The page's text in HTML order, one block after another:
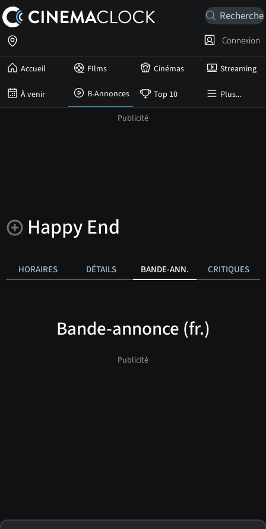
Accueil FIlms Cinémas Streaming
À venir B-Annonces Top 10 Plus...
Connexion
Happy End
HORAIRES DÉTAILS BANDE-ANN. CRITIQUES
Bande-annonce (fr.)